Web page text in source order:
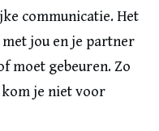
communicatie. Het
jou en je partner
moet gebeuren. Zo
je niet voor